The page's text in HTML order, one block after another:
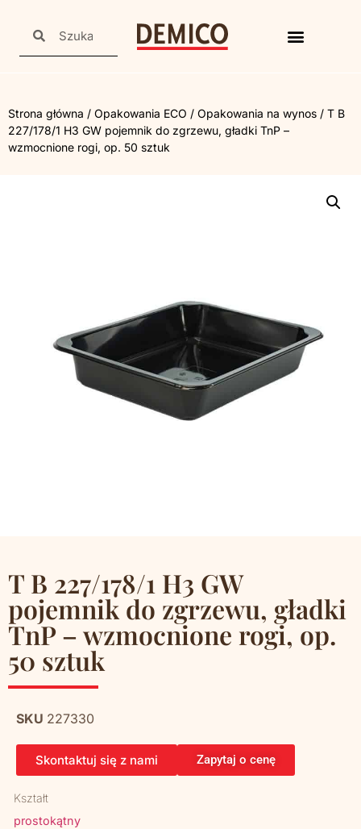
Strona główna / Opakowania ECO / Opakowania na wynos / T B
227/178/1 H3 GW pojemnik do zgrzewu, gładki TnP –
wzmocnione rogi, op. 50 sztuk
T B 227/178/1 H3 GW
pojemnik do zgrzewu, gładki
TnP – wzmocnione rogi, op.
50 sztuk
SKU 227330
Skontaktuj się z nami Zapytaj o cenę
Kształt
prostokątny